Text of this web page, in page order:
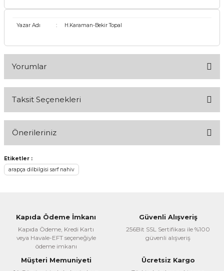
Yazar Adı : H.Karaman-Bekir Topal
Yorumlar
Taksit Seçenekleri
Önerileriniz
Bu ürünün fiyat bilgisi, resim, ürün açıklamalarında ve diğer
konularda yetersiz gördüğünüz noktaları öneri formunu
kullanarak tarafımıza iletebilirsiniz.
Ürün resmi kalitesiz, bozuk veya görüntülenemiyor.
Ürün açıklamasında eksik bilgiler bulunuyor.
Ürün bilgilerinde hatalar bulunuyor.
Etiketler :
arapça dilbilgisi sarf nahiv
Kapıda Ödeme İmkanı
Kapıda Ödeme, Kredi Kartı
veya Havale-EFT seçeneğiyle
ödeme imkanı
Güvenli Alışveriş
256Bit SSL Sertifikası ile %100
güvenli alışveriş
Müşteri Memuniyeti
Ücretsiz Kargo